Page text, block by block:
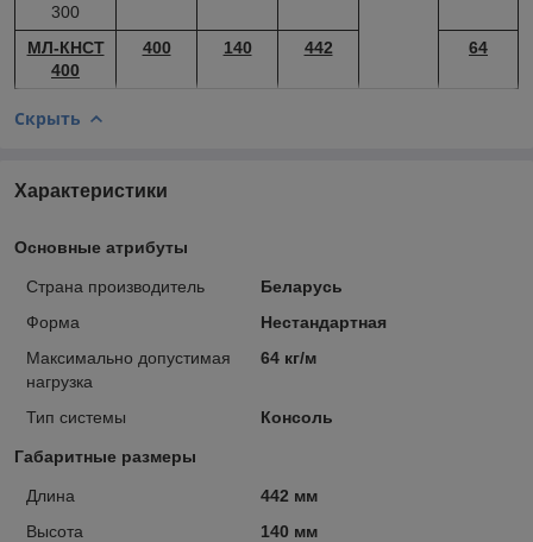
300
МЛ-КНСТ
400
400 140 442 64
Скрыть
Характеристики
Основные атрибуты
Страна производитель
Беларусь
Форма
Нестандартная
Максимально допустимая
нагрузка
64 кг/м
Тип системы Консоль
Габаритные размеры
Длина
442 мм
Высота
140 мм